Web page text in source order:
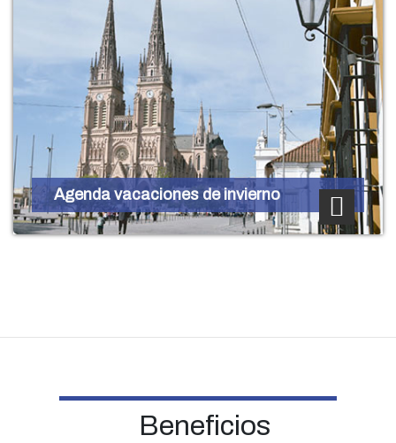
Agenda vacaciones de invierno
Beneficios